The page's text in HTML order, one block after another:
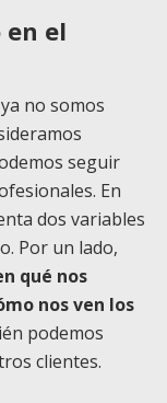
en el
no somos
seguir
En
dos variables
Por un lado,
qué nos
nos ven los
podemos
clientes.